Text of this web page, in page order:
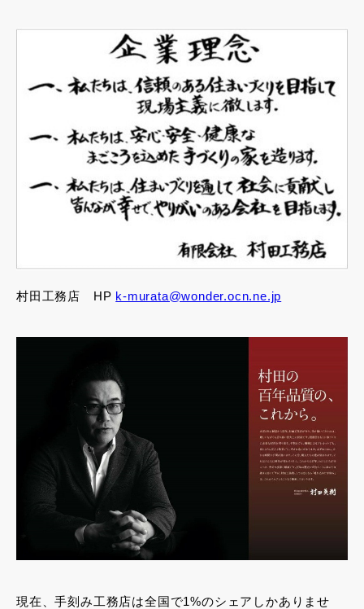
村田工務店 HP k-murata@wonder.ocn.ne.jp
現在、手刻み工務店は全国で1%のシェアしかありませ